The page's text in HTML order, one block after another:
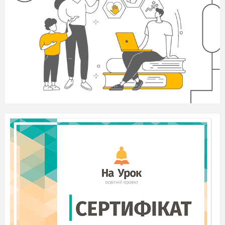
намагалися винищити за бажання мати людську
гідність і самим обирати своє життя. Настав
той час, коли кожен українець мав зробити
вибір: або ти станеш рабом, або будеш вільною
людиною і житимеш у вільній державі.
Ведуча:
На очах у всього світу влада
розстрілювала свій народ. Майдан оточили з
усіх боків, взяли у щільне кільце. Та люди не
здавалися. Співали Гімн. Зі сцени лунали
Ведучий:
кинули Внутрішні війська, спецпідрозділ
«Беркут», на дахах будинків розмістили
снайперів, завозили проплачених «тітушок». В
один день тисячі мирних людей стали
солдатами свого народу.
Ведуча:
Тисячі поранених і майже 100 людей
було вбито снайперами та бійцями